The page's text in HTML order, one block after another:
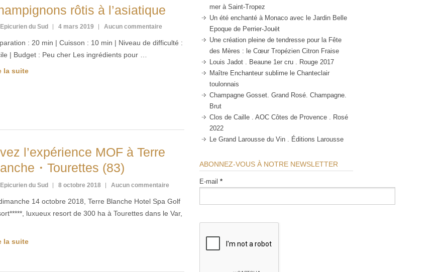
rôtis à l’asiatique
du Sud 4 mars 2019 Aucun commentaire
: 20 min | Cuisson : 10 min | Niveau de difficulté :
| Budget : Peu cher Les ingrédients pour …
la suite
l’expérience MOF à Terre
・Tourettes (83)
du Sud 8 octobre 2018 Aucun commentaire
14 octobre 2018, Terre Blanche Hotel Spa Golf
luxueux resort de 300 ha à Tourettes dans le Var,
la suite
mer à Saint-Tropez
Un été enchanté à Monaco avec le Jardin Belle
Epoque de Perrier-Jouët
Une création pleine de tendresse pour la Fête
des Mères : le Cœur Tropézien Citron Fraise
Louis Jadot . Beaune 1er cru . Rouge 2017
Maître Enchanteur sublime le Chanteclair
toulonnais
Champagne Gosset. Grand Rosé. Champagne.
Brut
Clos de Caille . AOC Côtes de Provence . Rosé
2022
Le Grand Larousse du Vin . Éditions Larousse
ABONNEZ-VOUS À NOTRE NEWSLETTER
E-mail *